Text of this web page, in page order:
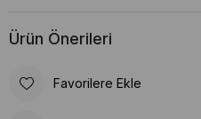
Ürün Önerileri
Favorilere Ekle